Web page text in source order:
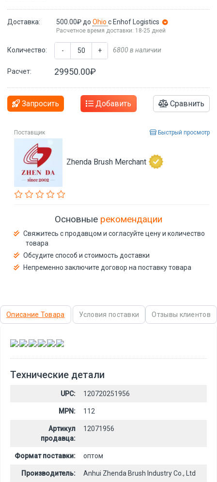
Доставка: 500.00₽ до Ohio с Enhof Logistics
Расчетное время доставки: 18-25 дней
Количество: - + 6800 в наличии
Расчет: 29950.00₽
Запросить Добавить Сравнить
Поставщик Быстрый просмотр
Zhenda Brush Merchant
Основные рекомендации
Свяжитесь с продавцом и согласуйте цену и количество
товара
Обсудите способ и стоимость доставки
Непременно заключите договор на поставку товара
Описание Товара Условия поставки Отзывы клиентов
, , , , ,
Технические детали
UPC: 120720251956
MPN: 112
Артикул
продавца:
12071956
Формат поставки: оптом
Производитель: Anhui Zhenda Brush Industry Co., Ltd